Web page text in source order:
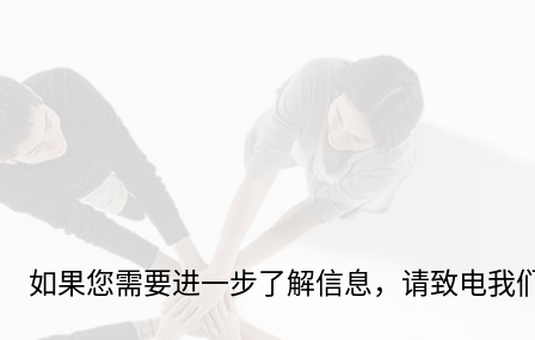
如果您需要进一步了解信息，请致电我